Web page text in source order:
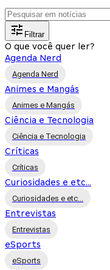
Filtrar
O que você quer ler?
Agenda Nerd
Agenda Nerd
Animes e Mangás
Animes e Mangás
Ciência e Tecnologia
Ciência e Tecnologia
Críticas
Críticas
Curiosidades e etc...
Curiosidades e etc...
Entrevistas
Entrevistas
eSports
eSports